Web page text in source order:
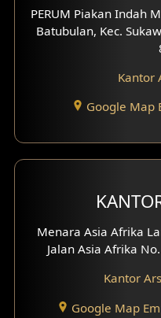
PERUM Piakan Indah
Batubulan, Kec.
Kantor
Google Map
Menara Asia Afrika
Jalan Asia Afrika
Kantor
Google Map